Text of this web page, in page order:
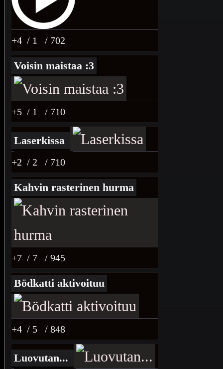
+4 / 1 / 702
Voisin maistaa :3
+5 / 1 / 710
Laserkissa
+2 / 2 / 710
Kahvin rasterinen hurma
+7 / 7 / 945
Bödkatti aktivoituu
+4 / 5 / 848
Luovutan...